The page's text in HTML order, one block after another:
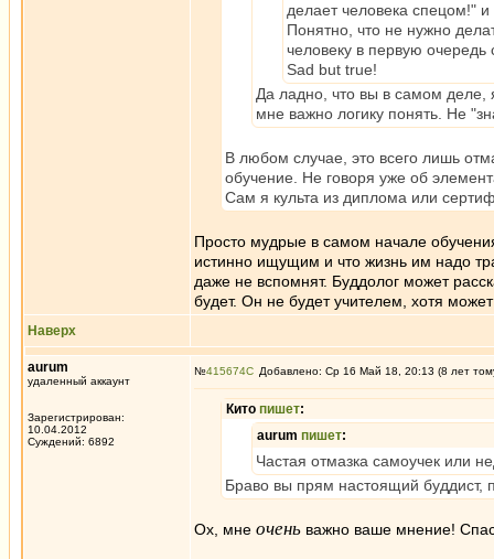
делает человека спецом!"
Понятно, что не нужно
человеку в первую
Sad but true!
Да ладно, что вы в самом деле,
мне важно логику понять. Не
В любом случае, это всего лишь
обучение. Не говоря уже об
Сам я культа из диплома или
Просто мудрые в самом начале
истинно ищущим и что жизнь им надо
даже не вспомнят. Буддолог может
будет. Он не будет учителем, хотя
Наверх
aurum
удаленный аккаунт
Зарегистрирован:
10.04.2012
Суждений: 6892
№415674 Добавлено: Ср 16 Май 18, 20:13 (8 лет
Кито пишет:
aurum пишет:
Частая отмазка самоучек или
Браво вы прям настоящий буддист,
Ох, мне очень важно ваше мнение!